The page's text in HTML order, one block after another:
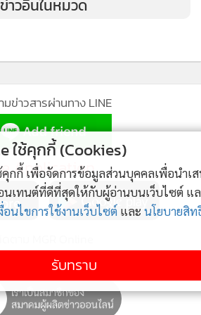
ข่าวอื่นในหมวด
ข่าวสารผ่านทาง LINE
Application
คุกกี้ (Cookies)
เพื่อจัดการข้อมูลส่วนบุคคลเพื่อนำเสนอ
ต์ที่ดีที่สุดให้กับผู้อ่านบนเว็บไซต์ และ
ารใช้งานเว็บไซต์และนโยบายสิทธิ
รับทราบ